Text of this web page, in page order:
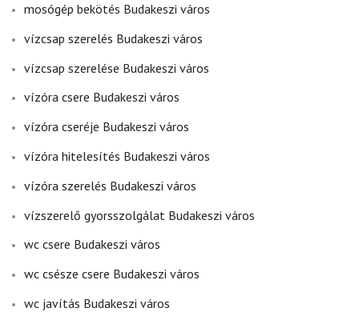
mosógép bekötés Budakeszi város
vízcsap szerelés Budakeszi város
vízcsap szerelése Budakeszi város
vízóra csere Budakeszi város
vízóra cseréje Budakeszi város
vízóra hitelesítés Budakeszi város
vízóra szerelés Budakeszi város
vízszerelő gyorsszolgálat Budakeszi város
wc csere Budakeszi város
wc csésze csere Budakeszi város
wc javítás Budakeszi város